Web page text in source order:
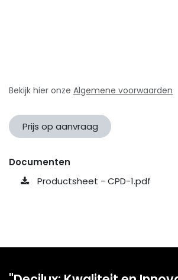
Bekijk hier onze Algemene voorwaarden
Prijs op aanvraag
Documenten
Productsheet - CPD-1.pdf